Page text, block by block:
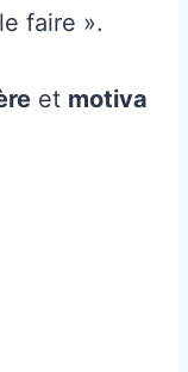
faire ».
et motiva